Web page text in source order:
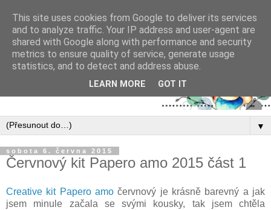
▼
sobota 6. června 2015
Červnový kit Papero amo 2015 část 1
Creative kit Papero amo červnový je krásně barevný a jak
jsem minule začala se svými kousky, tak jsem chtěla
This site uses cookies from Google to deliver its services
and to analyze traffic. Your IP address and user-agent are
shared with Google along with performance and security
metrics to ensure quality of service, generate usage
statistics, and to detect and address abuse.
LEARN MORE GOT IT